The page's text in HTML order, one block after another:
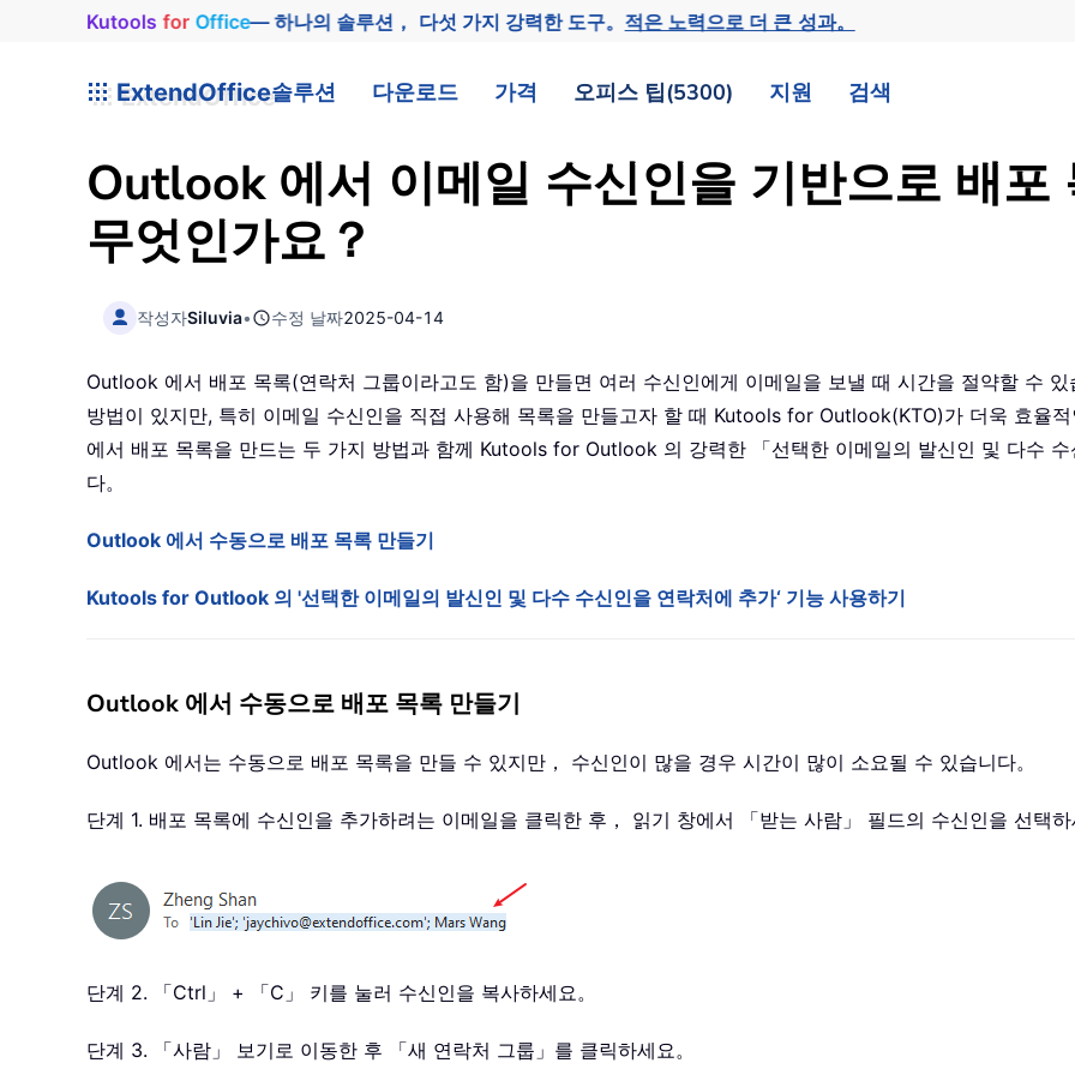
Kutools for Office— 하나의 솔루션， 다섯 가지 강력한 도구。적은 노력으로 더 큰 성과。
ExtendOffice솔루션 다운로드 가격 오피스 팁(5300) 지원 검색
Outlook 에서 이메일 수신인을 기반으로 배포
무엇인가요？
작성자Siluvia• 수정 날짜2025-04-14
Outlook 에서 배포 목록(연락처 그룹이라고도 함)을 만들면 여러 수신인에게 이메일을 보낼 때 시간을 절약할 수
방법이 있지만, 특히 이메일 수신인을 직접 사용해 목록을 만들고자 할 때 Kutools for Outlook(KTO)가 더욱 효율
에서 배포 목록을 만드는 두 가지 방법과 함께 Kutools for Outlook 의 강력한 「선택한 이메일의 발신인 및 다수
다。
Outlook 에서 수동으로 배포 목록 만들기
Kutools for Outlook 의 '선택한 이메일의 발신인 및 다수 수신인을 연락처에 추가‘ 기능 사용하기
Outlook 에서 수동으로 배포 목록 만들기
Outlook 에서는 수동으로 배포 목록을 만들 수 있지만， 수신인이 많을 경우 시간이 많이 소요될 수 있습니다。
단계 1. 배포 목록에 수신인을 추가하려는 이메일을 클릭한 후， 읽기 창에서 「받는 사람」 필드의 수신인을 선택
단계 2. 「Ctrl」 + 「C」 키를 눌러 수신인을 복사하세요。
단계 3. 「사람」 보기로 이동한 후 「새 연락처 그룹」를 클릭하세요。